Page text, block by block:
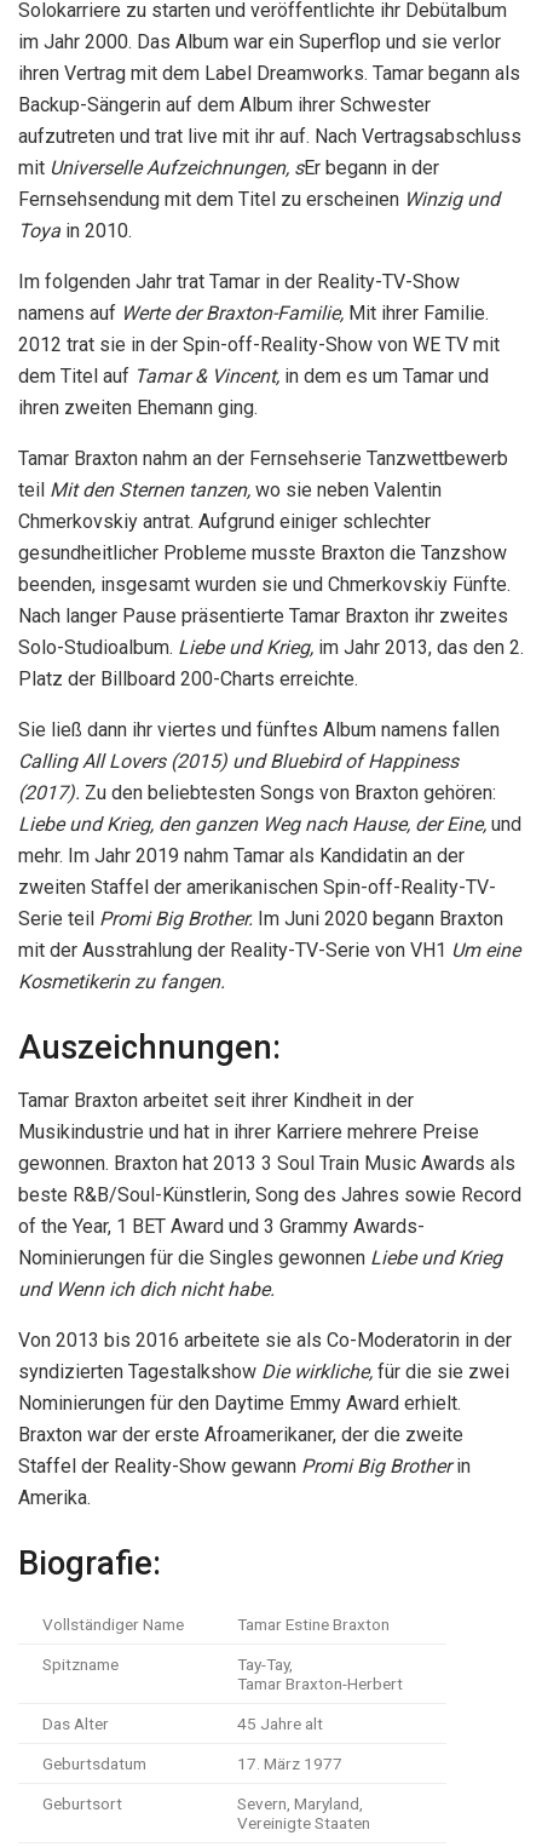
Solokarriere zu starten und veröffentlichte ihr Debütalbum
im Jahr 2000. Das Album war ein Superflop und sie verlor
ihren Vertrag mit dem Label Dreamworks. Tamar begann als
Backup-Sängerin auf dem Album ihrer Schwester
aufzutreten und trat live mit ihr auf. Nach Vertragsabschluss
mit Universelle Aufzeichnungen, sEr begann in der
Fernsehsendung mit dem Titel zu erscheinen Winzig und
Toya in 2010.
Im folgenden Jahr trat Tamar in der Reality-TV-Show
namens auf Werte der Braxton-Familie, Mit ihrer Familie.
2012 trat sie in der Spin-off-Reality-Show von WE TV mit
dem Titel auf Tamar & Vincent, in dem es um Tamar und
ihren zweiten Ehemann ging.
Tamar Braxton nahm an der Fernsehserie Tanzwettbewerb
teil Mit den Sternen tanzen, wo sie neben Valentin
Chmerkovskiy antrat. Aufgrund einiger schlechter
gesundheitlicher Probleme musste Braxton die Tanzshow
beenden, insgesamt wurden sie und Chmerkovskiy Fünfte.
Nach langer Pause präsentierte Tamar Braxton ihr zweites
Solo-Studioalbum. Liebe und Krieg, im Jahr 2013, das den 2.
Platz der Billboard 200-Charts erreichte.
Sie ließ dann ihr viertes und fünftes Album namens fallen
Calling All Lovers (2015) und Bluebird of Happiness
(2017). Zu den beliebtesten Songs von Braxton gehören:
Liebe und Krieg, den ganzen Weg nach Hause, der Eine, und
mehr. Im Jahr 2019 nahm Tamar als Kandidatin an der
zweiten Staffel der amerikanischen Spin-off-Reality-TV-
Serie teil Promi Big Brother. Im Juni 2020 begann Braxton
mit der Ausstrahlung der Reality-TV-Serie von VH1 Um eine
Kosmetikerin zu fangen.
Auszeichnungen:
Tamar Braxton arbeitet seit ihrer Kindheit in der
Musikindustrie und hat in ihrer Karriere mehrere Preise
gewonnen. Braxton hat 2013 3 Soul Train Music Awards als
beste R&B/Soul-Künstlerin, Song des Jahres sowie Record
of the Year, 1 BET Award und 3 Grammy Awards-
Nominierungen für die Singles gewonnen Liebe und Krieg
und Wenn ich dich nicht habe.
Von 2013 bis 2016 arbeitete sie als Co-Moderatorin in der
syndizierten Tagestalkshow Die wirkliche, für die sie zwei
Nominierungen für den Daytime Emmy Award erhielt.
Braxton war der erste Afroamerikaner, der die zweite
Staffel der Reality-Show gewann Promi Big Brotherin
Amerika.
Biografie:
Vollständiger Name Tamar Estine Braxton
Spitzname
Tay-Tay,
Tamar Braxton-Herbert
Das Alter 45 Jahre alt
Geburtsdatum 17. März 1977
Geburtsort
Severn, Maryland,
Vereinigte Staaten